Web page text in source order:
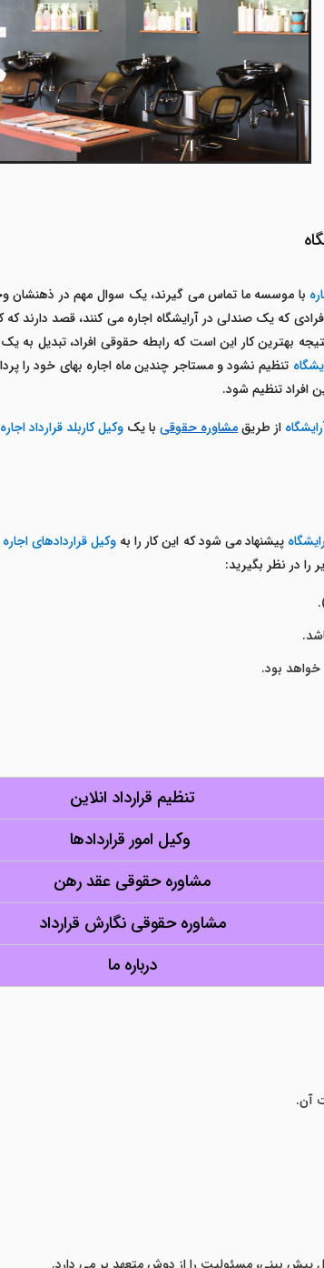
با موسسه ما تماس می گیرند، یک سوال مهم در ذهنشان
که یک صندلی در آرایشگاه اجاره می کنند، قصد
بهترین کار این است که رابطه حقوقی افراد، تبدیل به
تنظیم نشود و مستاجر چندین ماه اجاره بهای خود را
افراد تنظیم شود.
از طریقمشاوره حقوقی با یک وکیل کاربلد قرارداد اجاره
پیشنهاد می شود که این کار را بهوکیل قراردادهای اجاره
را در نظر بگیرید:
خواهد بود.
تنظیم قرارداد انلاین
وکیل امور قراردادها
مشاوره حقوقی عقد رهن
مشاوره حقوقی نگارش قرارداد
درباره ما
آن.